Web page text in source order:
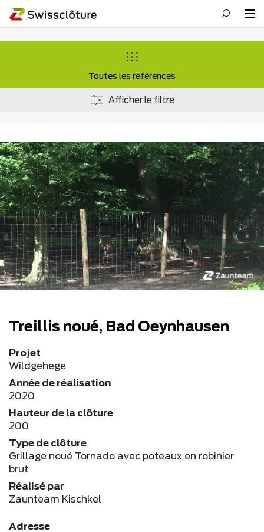
Toutes les références
Afficher le filtre
Treillis noué, Bad Oeynhausen
Projet
Wildgehege
Année de réalisation
2020
Hauteur de la clôture
200
Type de clôture
Grillage noué Tornado avec poteaux en robinier
brut
Réalisé par
Zaunteam Kischkel
Adresse